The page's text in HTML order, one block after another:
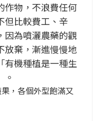
作物，不浪費任何
但比較費工、辛
因為噴灑農藥的觀
放棄，漸進慢慢地
有機種植是一種生
，各個外型飽滿又